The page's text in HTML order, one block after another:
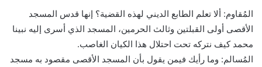
المُقاوم: ألا تعلم الطابع الديني لهذه القضية؟ إنها قدس المسجد
الأقصى أولى القبلتين وثالث الحرمين، المسجد الذي أسرى إليه نبينا
محمد كيف نتركه تحت احتلال هذا الكيان الغاصب.
المُسالم: وما رأيك فيمن يقول بأن المسجد الأقصى مقصود به مسجد